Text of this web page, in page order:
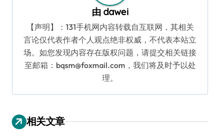
由 dawei
【声明】：131手机网内容转载自互联网，其相关
言论仅代表作者个人观点绝非权威，不代表本站立
场。如您发现内容存在版权问题，请提交相关链接
至邮箱：bqsm@foxmail.com，我们将及时予以处
理。
相关文章